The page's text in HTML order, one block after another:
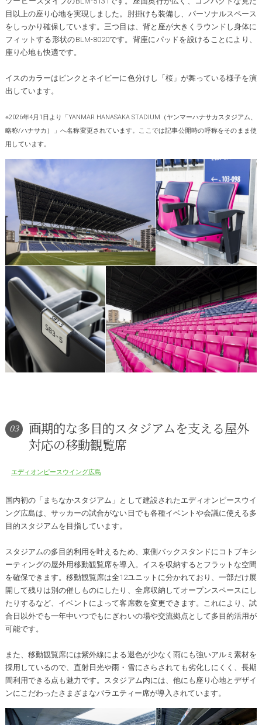
目以上の座り心地を実現しました。肘掛けも装備し、パーソナルスペース
をしっかり確保しています。三つ目は、背と座が大きくラウンドし身体に
フィットする形状のBLM-8020です。背座にパッドを設けることにより、
座り心地も快適です。
イスのカラーはピンクとネイビーに色分けし「桜」が舞っている様子を演
出しています。
※2026年4月1日より「YANMAR HANASAKA STADIUM（ヤンマーハナサカスタジアム、
略称/ハナサカ）」へ名称変更されています。ここでは記事公開時の呼称をそのまま使
用しています。
03
画期的な多目的スタジアムを支える屋外
対応の移動観覧席
エディオンピースウイング広島
国内初の「まちなかスタジアム」として建設されたエディオンピースウイ
ング広島は、サッカーの試合がない日でも各種イベントや会議に使える多
目的スタジアムを目指しています。
スタジアムの多目的利用を叶えるため、東側バックスタンドにコトブキシ
ーティングの屋外用移動観覧席を導入。イスを収納するとフラットな空間
を確保できます。移動観覧席は全12ユニットに分かれており、一部だけ展
開して残りは別の催しものにしたり、全席収納してオープンスペースにし
たりするなど、イベントによって客席数を変更できます。これにより、試
合日以外でも一年中いつでもにぎわいの場や交流拠点として多目的活用が
可能です。
また、移動観覧席には紫外線による退色が少なく雨にも強いアルミ素材を
採用しているので、直射日光や雨・雪にさらされても劣化しにくく、長期
間利用できる点も魅力です。スタジアム内には、他にも座り心地とデザイ
ンにこだわったさまざまなバラエティー席が導入されています。